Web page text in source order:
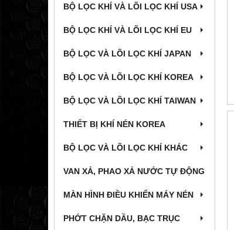
BỘ LỌC KHÍ VÀ LÕI LỌC KHÍ USA
BỘ LỌC KHÍ VÀ LÕI LỌC KHÍ EU
BỘ LỌC VÀ LÕI LỌC KHÍ JAPAN
BỘ LỌC VÀ LÕI LỌC KHÍ KOREA
BỘ LỌC VÀ LÕI LỌC KHÍ TAIWAN
THIẾT BỊ KHÍ NÉN KOREA
BỘ LỌC VÀ LÕI LỌC KHÍ KHÁC
VAN XẢ, PHAO XẢ NƯỚC TỰ ĐỘNG
MÀN HÌNH ĐIỀU KHIỂN MÁY NÉN
PHỚT CHẶN DẦU, BẠC TRỤC